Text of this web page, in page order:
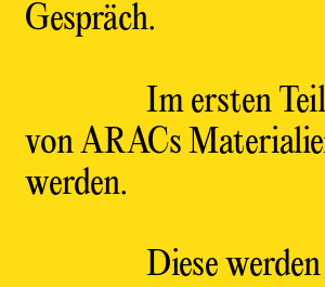
Gespräch.
Im ersten
von ARACs
werden.
Diese